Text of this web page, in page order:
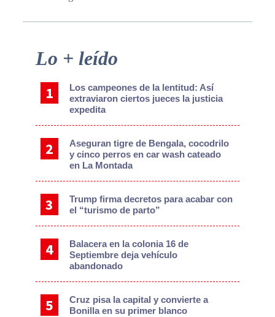
Primary
Lo + leído
Los campeones de la lentitud: Así
extraviaron ciertos jueces la justicia
expedita
Aseguran tigre de Bengala, cocodrilo
y cinco perros en car wash cateado
en La Montada
Trump firma decretos para acabar con
el “turismo de parto”
Balacera en la colonia 16 de
Septiembre deja vehículo
abandonado
Cruz pisa la capital y convierte a
Bonilla en su primer blanco